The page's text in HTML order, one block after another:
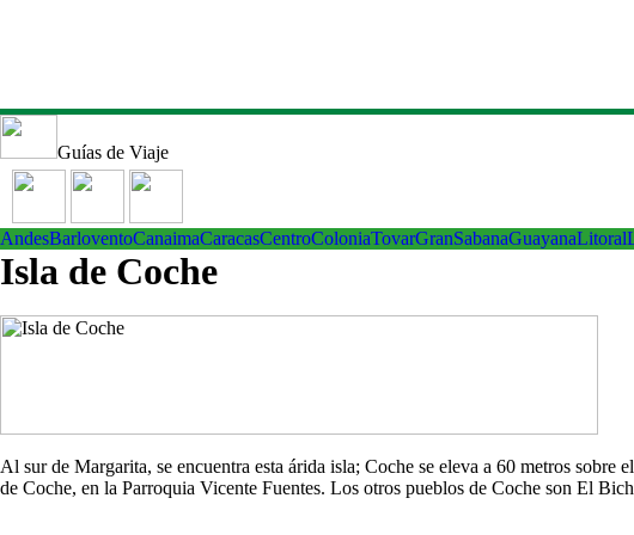
Guías de Viaje
AndesBarloventoCanaimaCaracasCentroColoniaTovarGranSabanaGuayanaLitoral
Isla de Coche
Al sur de Margarita, se encuentra esta árida isla; Coche se eleva a 60 metros
de Coche, en la Parroquia Vicente Fuentes. Los otros pueblos de Coche son El